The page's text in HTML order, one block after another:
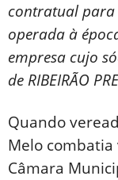
contratual para
operada à
empresa cujo
de RIBEIRÃO
Quando
Melo
Câmara